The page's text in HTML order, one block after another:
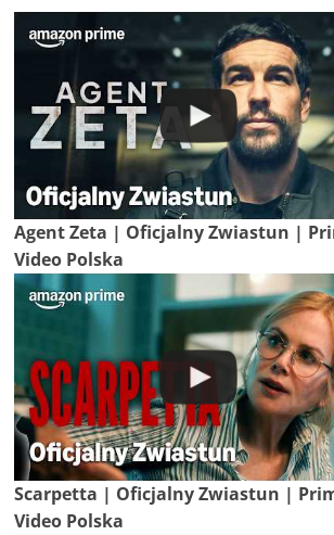
Agent Zeta | Oficjalny Zwiastun |
Video Polska
Scarpetta | Oficjalny Zwiastun |
Video Polska